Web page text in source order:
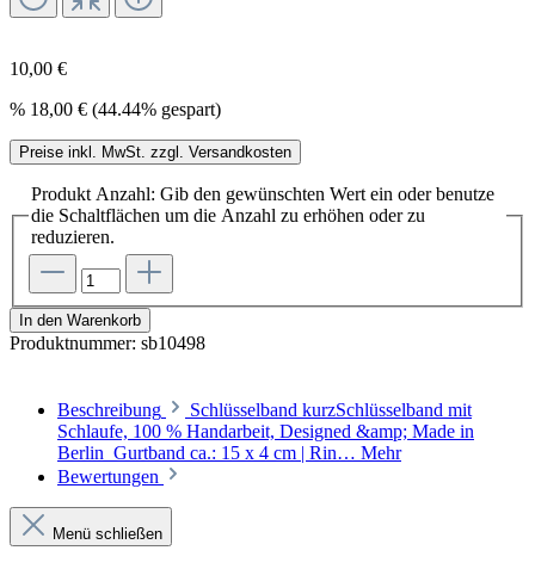
10,00 €
% 18,00 € (44.44% gespart)
Preise inkl. MwSt. zzgl. Versandkosten
Produkt Anzahl: Gib den gewünschten Wert ein oder benutze
die Schaltflächen um die Anzahl zu erhöhen oder zu
reduzieren.
In den Warenkorb
Produktnummer: sb10498
Beschreibung
Schlüsselband kurzSchlüsselband mit
Schlaufe, 100 % Handarbeit, Designed &amp; Made in
Berlin Gurtband ca.: 15 x 4 cm | Rin… Mehr
Bewertungen
Menü schließen